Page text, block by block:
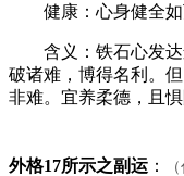
健康：心身健全如
含义：铁石心发达
破诸难，博得名利。
非难。宜养柔德，且
外格17所示之副运 ：